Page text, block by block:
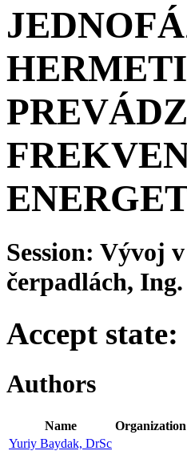
Session: Vývoj
čerpadlách,
Accept state:
Authors
Name
Organization
Yuriy Baydak, DrSc